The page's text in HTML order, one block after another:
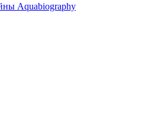
Aquabiography